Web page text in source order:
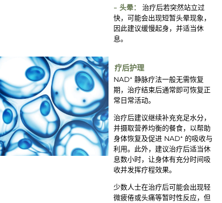
– 头晕：
治疗后若突然站立过
快，可能会出现短暂头晕现象，
因此建议缓慢起身，并适当休
息。
疗后护理
NAD⁺ 静脉疗法一般无需恢复
期，治疗结束后通常即可恢复正
常日常活动。
治疗后建议继续补充充足水分，
并摄取营养均衡的餐食，以帮助
身体恢复及促进 NAD⁺ 的吸收与
利用。此外，建议治疗后适当休
息数小时，让身体有充分时间吸
收并发挥疗程效果。
少数人士在治疗后可能会出现轻
微疲倦或头痛等暂时性反应，但